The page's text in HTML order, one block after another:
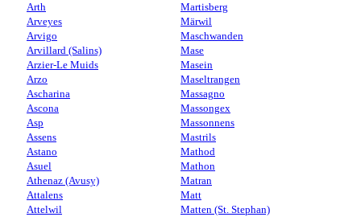
Arth
Arveyes
Arvigo
Arvillard (Salins)
Arzier-Le Muids
Arzo
Ascharina
Ascona
Asp
Assens
Astano
Asuel
Athenaz (Avusy)
Attalens
Attelwil
Martisberg
Märwil
Maschwanden
Mase
Masein
Maseltrangen
Massagno
Massongex
Massonnens
Mastrils
Mathod
Mathon
Matran
Matt
Matten (St. Stephan)